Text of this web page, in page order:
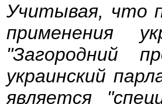
Учитывая, что
применения
"Загородний
украинский
является